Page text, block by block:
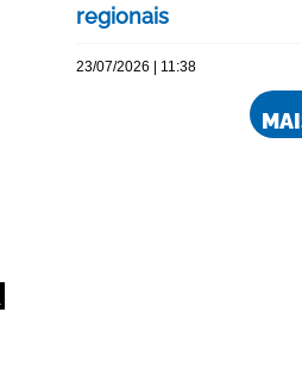
regionais
23/07/2026 | 11:38